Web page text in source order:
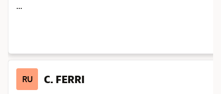
...
RU C. FERRI